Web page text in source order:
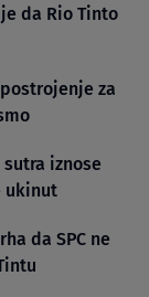
da Rio Tinto
za
iznose
ukinut
da SPC ne